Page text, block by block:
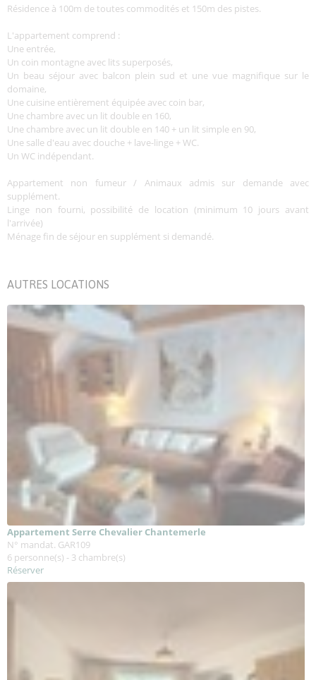
Résidence à 100m de toutes commodités et 150m des pistes.
L'appartement comprend :
Une entrée,
Un coin montagne avec lits superposés,
Un beau séjour avec balcon plein sud et une vue magnifique sur le
domaine,
Une cuisine entièrement équipée avec coin bar,
Une chambre avec un lit double en 160,
Une chambre avec un lit double en 140 + un lit simple en 90,
Une salle d'eau avec douche + lave-linge + WC.
Un WC indépendant.
Appartement non fumeur / Animaux admis sur demande avec
supplément.
Linge non fourni, possibilité de location (minimum 10 jours avant
l'arrivée)
Ménage fin de séjour en supplément si demandé.
AUTRES LOCATIONS
Appartement Serre Chevalier Chantemerle
N° mandat. GAR109
6 personne(s) - 3 chambre(s)
Réserver